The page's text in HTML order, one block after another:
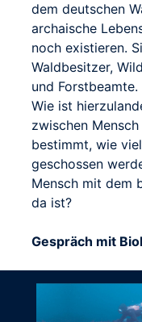
dem deutschen
archaische
noch existieren.
Waldbesitzer,
und Forstbeamte.
Wie ist
zwischen
bestimmt, wie
geschossen
Mensch mit dem
da ist?
Gespräch mit